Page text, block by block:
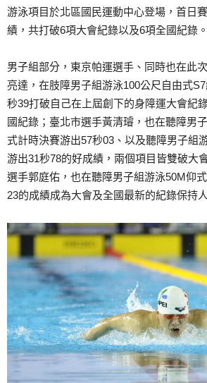
游泳項目於北區國民運動中心登場，首日
績，共打破6項大會紀錄以及6項全國紀錄。
男子組部分，東京帕運選手、同時也在此
亮達，在肢障男子組游泳100公尺自由式
秒39打破自己在上屆創下的身障運大會紀
國紀錄；臺北市選手黃清璿，也在聽障男
式計時決賽游出57秒03、以及聽障男子組
游出31秒78的好成績，兩個項目皆雙破大
選手郭庭佑，也在聽障男子組游泳50M仰
23的成績成為大會及全國最新的紀錄保持